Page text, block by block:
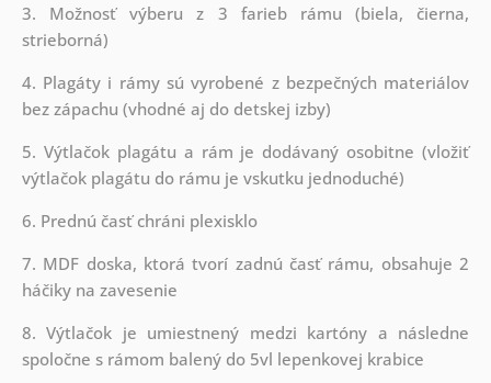
3. Možnosť výberu z 3 farieb rámu (biela, čierna,
strieborná)
4. Plagáty i rámy sú vyrobené z bezpečných materiálov
bez zápachu (vhodné aj do detskej izby)
5. Výtlačok plagátu a rám je dodávaný osobitne (vložiť
výtlačok plagátu do rámu je vskutku jednoduché)
6. Prednú časť chráni plexisklo
7. MDF doska, ktorá tvorí zadnú časť rámu, obsahuje 2
háčiky na zavesenie
8. Výtlačok je umiestnený medzi kartóny a následne
spoločne s rámom balený do 5vl lepenkovej krabice